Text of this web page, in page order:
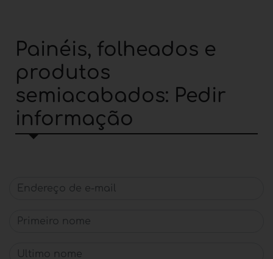
Painéis, folheados e
produtos
semiacabados: Pedir
informação
Endereço de e-mail
Primeiro nome
Último nome